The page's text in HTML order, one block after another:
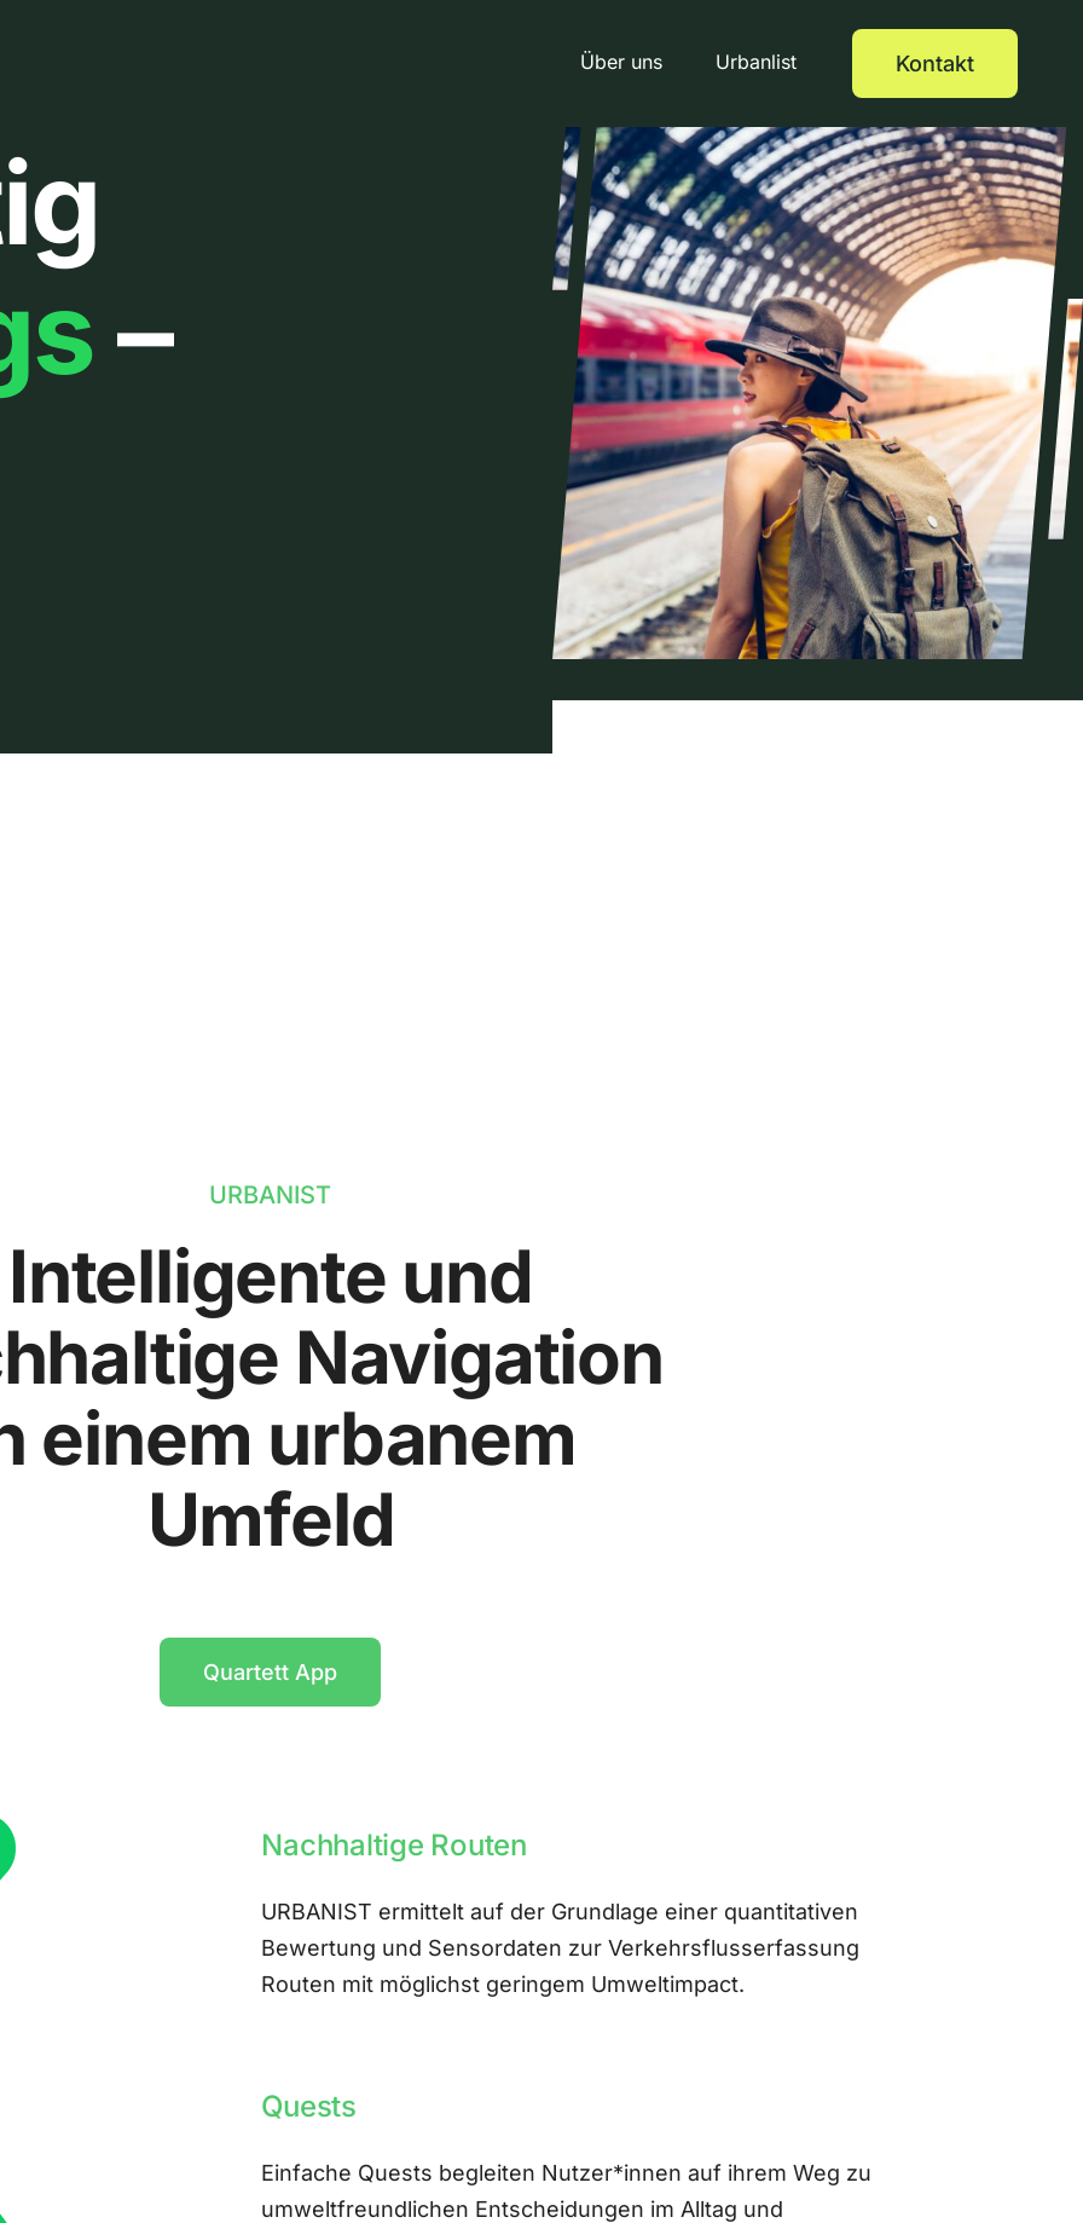
Über uns Urbanlist Kontakt
–
URBANIST
Intelligente und
Navigation
einem urbanem
Umfeld
Quartett App
Nachhaltige Routen
URBANIST ermittelt auf der Grundlage einer quantitativen
Bewertung und Sensordaten zur Verkehrsflusserfassung
Routen mit möglichst geringem Umweltimpact.
Quests
Einfache Quests begleiten Nutzer*innen auf ihrem Weg zu
umweltfreundlichen Entscheidungen im Alltag und